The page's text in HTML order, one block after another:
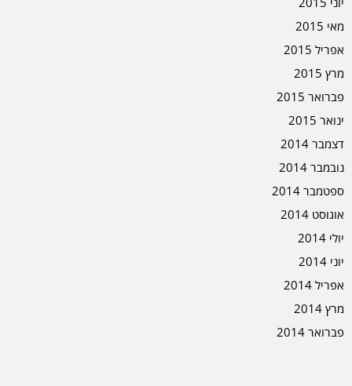
מאי 2015
אפריל 2015
מרץ 2015
פברואר 2015
ינואר 2015
דצמבר 2014
נובמבר 2014
ספטמבר 2014
אוגוסט 2014
יולי 2014
יוני 2014
אפריל 2014
מרץ 2014
פברואר 2014